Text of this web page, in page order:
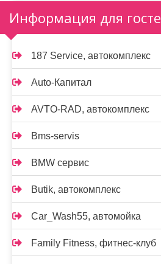
Информация для
187 Service, автокомплекс
Auto-Капитал
AVTO-RAD, автокомплекс
Bms-servis
BMW сервис
Butik, автокомплекс
Car_Wash55, автомойка
Family Fitness, фитнес-клуб